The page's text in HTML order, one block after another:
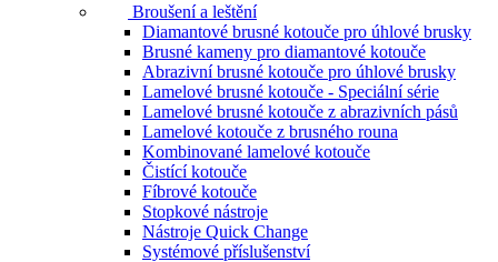
Broušení a leštění
Diamantové brusné kotouče pro úhlové brusky
Brusné kameny pro diamantové kotouče
Abrazivní brusné kotouče pro úhlové brusky
Lamelové brusné kotouče - Speciální série
Lamelové brusné kotouče z abrazivních pásů
Lamelové kotouče z brusného rouna
Kombinované lamelové kotouče
Čistící kotouče
Fíbrové kotouče
Stopkové nástroje
Nástroje Quick Change
Systémové příslušenství